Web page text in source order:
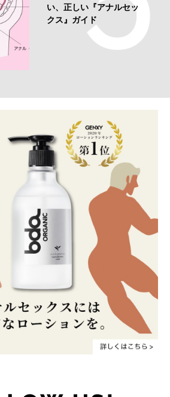
い、正しい『アナルセッ
クス』ガイド